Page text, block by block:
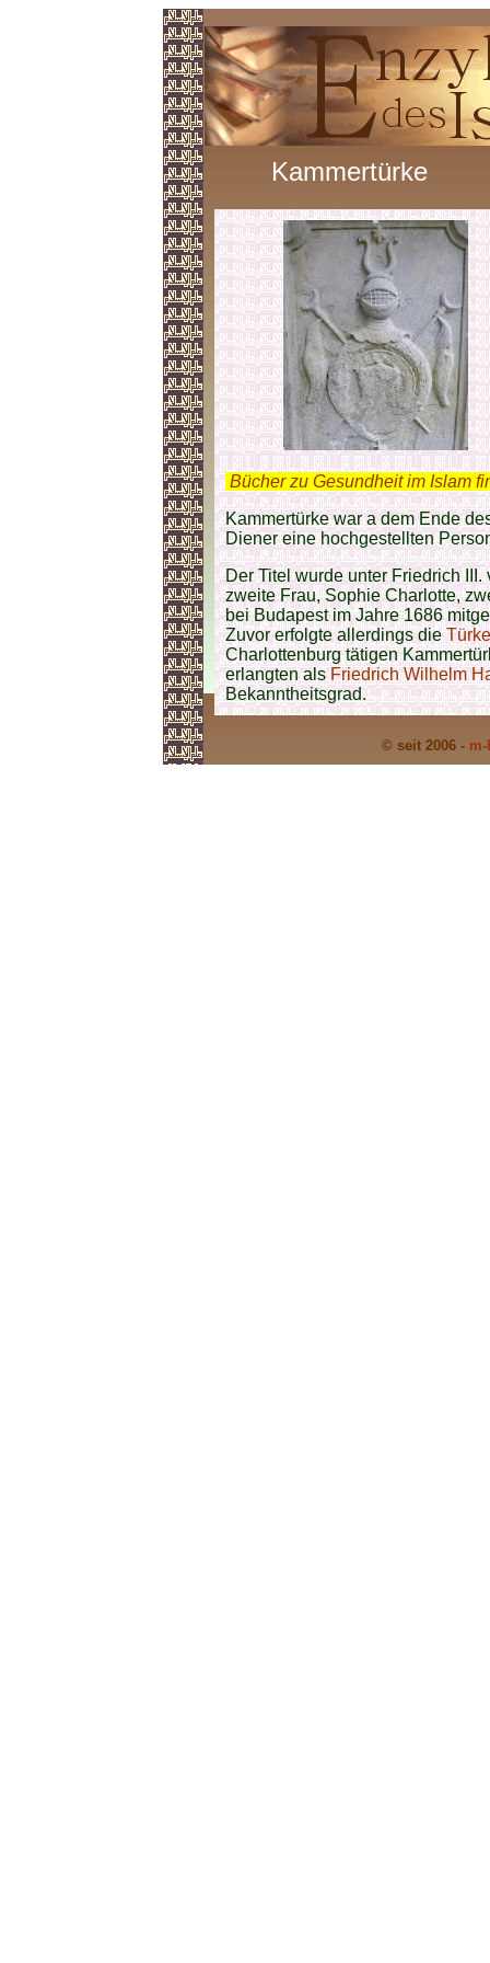
Kammertürke
Bücher zu Gesundheit im Islam
Kammertürke war a dem Ende
Diener eine hochgestellten
Der Titel wurde unter Friedrich
zweite Frau, Sophie Charlotte,
bei Budapest im Jahre 1686
Zuvor erfolgte allerdings die
Charlottenburg tätigen
erlangten alsFriedrich Wilhelm
Bekanntheitsgrad.
© seit 2006 -